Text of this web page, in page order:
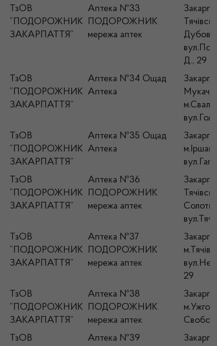
ТзОВ
“ПОДОРОЖНИК
ЗАКАРПАТТЯ”
Аптека №33
ПОДОРОЖНИК
мережа аптек
Дубове,
Д., 29
ТзОВ
“ПОДОРОЖНИК
ЗАКАРПАТТЯ”
Аптека №34 Ощад
Аптека
ТзОВ
“ПОДОРОЖНИК
ЗАКАРПАТТЯ”
Аптека №35 Ощад
Аптека
ТзОВ
“ПОДОРОЖНИК
ЗАКАРПАТТЯ”
Аптека №36
ПОДОРОЖНИК
мережа аптек
ТзОВ
“ПОДОРОЖНИК
ЗАКАРПАТТЯ”
Аптека №37
ПОДОРОЖНИК
мережа аптек
м.Тячів,
29
ТзОВ
“ПОДОРОЖНИК
ЗАКАРПАТТЯ”
Аптека №38
ПОДОРОЖНИК
мережа аптек
ТзОВ
Аптека №39